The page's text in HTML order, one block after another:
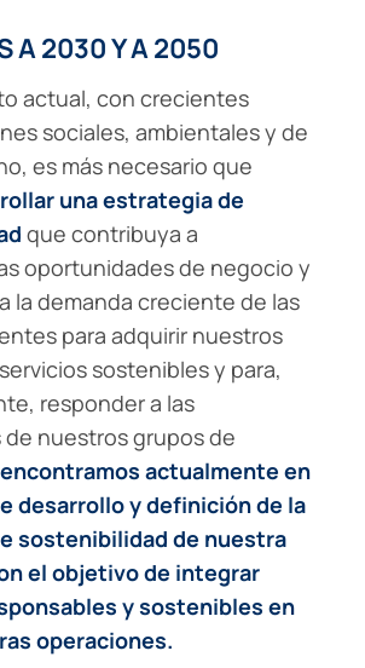
A 2030 Y A 2050
actual, con crecientes
sociales, ambientales y de
es más necesario que
una estrategia de
que contribuya a
oportunidades de negocio y
la demanda creciente de las
para adquirir nuestros
sostenibles y para,
responder a las
nuestros grupos de
actualmente en
desarrollo y definición de la
sostenibilidad de nuestra
el objetivo de integrar
y sostenibles en
operaciones.